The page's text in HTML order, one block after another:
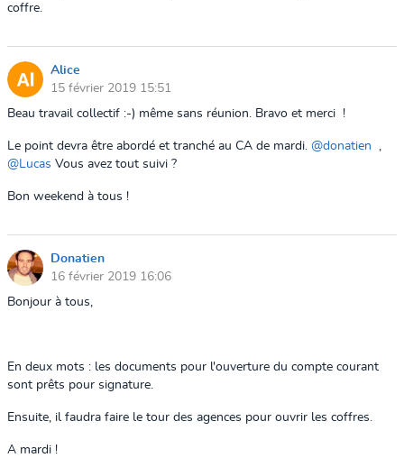
coffre.
Alice
15 février 2019 15:51
Beau travail collectif :-) même sans réunion. Bravo et merci !
Le point devra être abordé et tranché au CA de mardi. @donatien
@Lucas Vous avez tout suivi ?
Bon weekend à tous !
Donatien
16 février 2019 16:06
Bonjour à tous,
En deux mots : les documents pour l'ouverture du compte courant
sont prêts pour signature
Ensuite, il faudra faire le tour des agences pour ouvrir les coffres.
A mardi !